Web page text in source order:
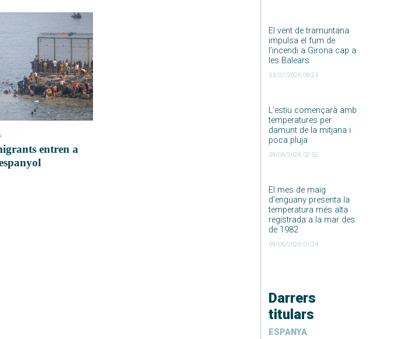
El vent de tramuntana
impulsa el fum de
l’incendi a Girona cap a
les Balears
03/07/2026 09:24
L’estiu començarà amb
temperatures per
damunt de la mitjana i
poca pluja
09/06/2026 02:52
El mes de maig
d’enguany presenta la
temperatura més alta
registrada a la mar des
de 1982
09/06/2026 01:24
Darrers
titulars
ESPANYA
entren a